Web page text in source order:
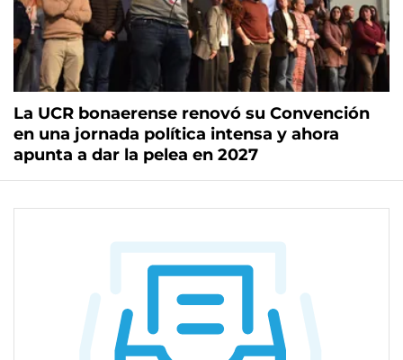
La UCR bonaerense renovó su Convención
en una jornada política intensa y ahora
apunta a dar la pelea en 2027